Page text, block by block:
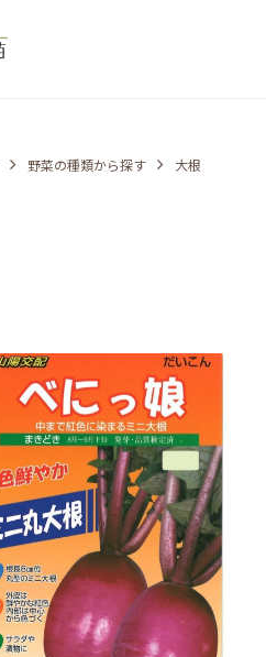
野菜の種類から探す 大根